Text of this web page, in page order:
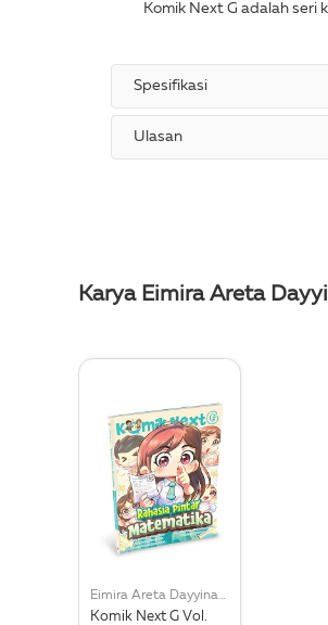
Komik Next G adalah seri
Spesifikasi
Ulasan
Karya Eimira Areta
Eimira Areta Dayyinah, Dkk
Komik Next G Vol.